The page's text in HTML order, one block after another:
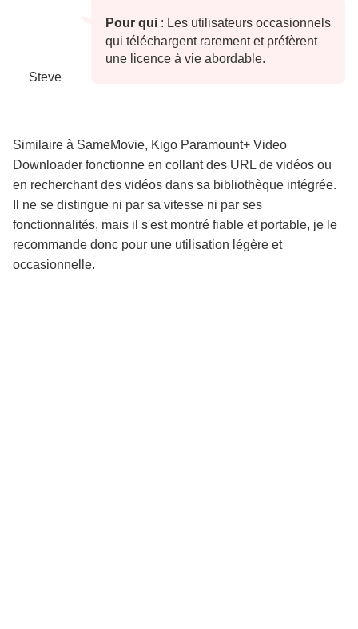
Steve
Pour qui : Les utilisateurs occasionnels
qui téléchargent rarement et préfèrent
une licence à vie abordable.
Similaire à SameMovie, Kigo Paramount+ Video
Downloader fonctionne en collant des URL de vidéos ou
Il ne se distingue ni par sa vitesse ni par ses
fonctionnalités, mais il s'est montré fiable et portable, je le
recommande donc pour une utilisation légère et
occasionnelle.